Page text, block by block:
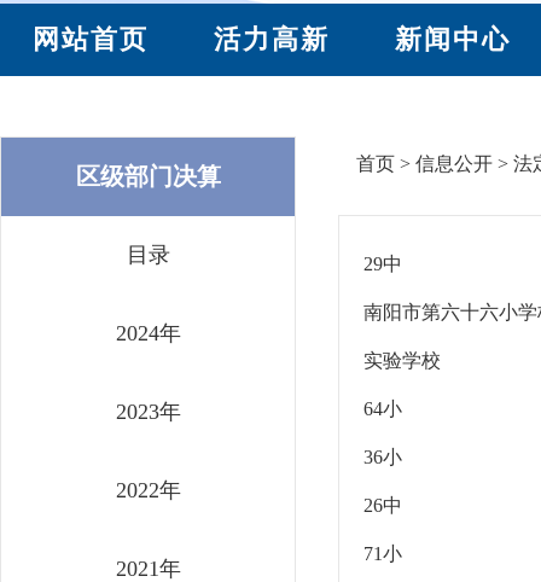
网站首页 活力高新 新闻中心
区级部门决算
目录
2024年
2023年
2022年
2021年
首页 > 信息公开 > 法
29中
南阳市第六十六小学
实验学校
64小
36小
26中
71小